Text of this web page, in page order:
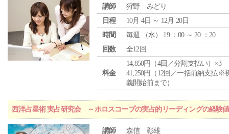
講師
狩野 みどり
日程
10月 4日 ～ 12月 20日
時間
毎週 （水） 19 ：00 ～ 20 ：20
回数
全12回
料金
14,850円（4回／分割支払い）×3
41,250円（12回／一括前納支払※
義開始前まで）
西洋占星術 実占研究会 ～ホロスコープの実占的リーディングの経験
講師
森信 彰雄